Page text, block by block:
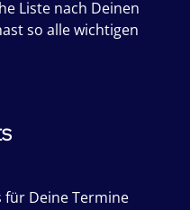
Liste nach Deinen
so alle wichtigen
für Deine Termine